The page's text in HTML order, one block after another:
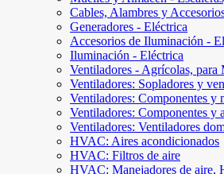
Cables, Alambres y
Generadores - Eléctrica
Accesorios de Iluminación -
Iluminación - Eléctrica
Ventiladores - Agrícolas,
Ventiladores: Sopladores y
Ventiladores: Componentes y
Ventiladores: Componentes y
Ventiladores: Ventiladores
HVAC: Aires acondicionados
HVAC: Filtros de aire
HVAC: Manejadores de aire,